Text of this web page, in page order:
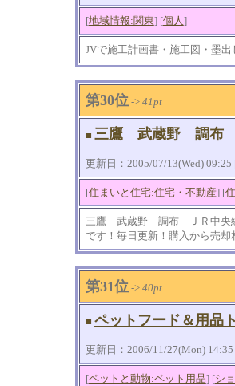
[地域情報:関東] [個人]
JVで施工計画書・施工図・墨出
第30位-> 41pt
■ 三鷹 武蔵野 調布
更新日：2005/07/13(Wed) 09:25
[住まいと住宅:住宅・不動産] [
三鷹 武蔵野 調布 ＪＲ中央線
です！毎日更新！購入から売却
第31位-> 40pt
■ ペットフード＆用品
更新日：2006/11/27(Mon) 14:35
[ペットと動物:ペット用品] [シ